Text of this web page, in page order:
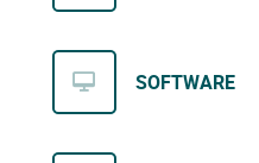
SOFTWARE